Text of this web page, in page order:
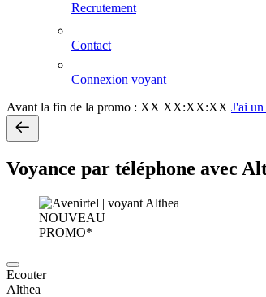
Recrutement
Contact
Connexion voyant
Avant la fin de la promo : XX XX:XX:XX J'ai
Voyance par téléphone avec
NOUVEAU
PROMO*
Ecouter
Althea